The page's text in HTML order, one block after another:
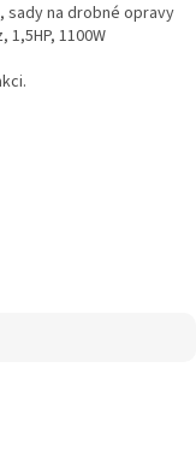
sady na drobné opravy
1,5HP, 1100W